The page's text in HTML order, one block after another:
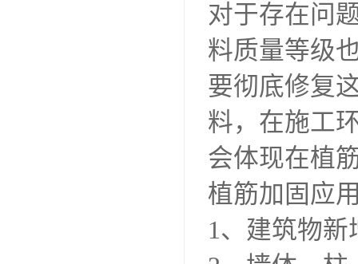
对于存在问
料质量等级
要彻底修复
料，在施工
会体现在植
植筋加固应
1、建筑物